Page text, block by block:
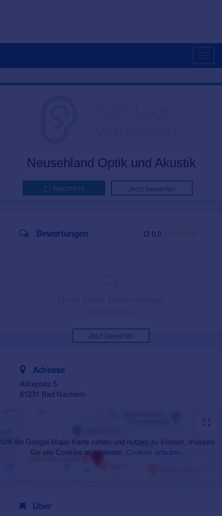
Neusehland Optik und Akustik
Nachricht Jetzt bewerten
Ø 0,0
Bewertungen
Jetzt bewerten
Adresse
Aliceplatz 5
61231 Bad Nauheim
Um die Google Maps-Karte sehen und nutzen zu können, müssen
Sie alle Cookies akzeptieren. Cookies erlauben
Über